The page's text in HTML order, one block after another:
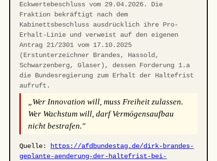
Eckwertebeschluss vom 29.04.2026. Die
Fraktion bekräftigt nach dem
Kabinettsbeschluss ausdrücklich ihre Pro-
Erhalt-Linie und verweist auf den eigenen
Antrag 21/2301 vom 17.10.2025
(Erstunterzeichner Brandes, Hassold,
Schwarzenberg, Glaser), dessen Forderung 1.a
die Bundesregierung zum Erhalt der Haltefrist
aufruft.
„Wer Innovation will, muss Freiheit zulassen.
Wer Wachstum will, darf Vermögensaufbau
nicht bestrafen."
Quelle:
https://afdbundestag.de/dirk-brandes-
geplante-aenderung-der-haltefrist-bei-